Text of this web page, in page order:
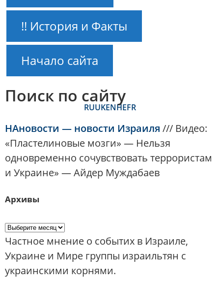
!! История и Факты
Начало сайта
Поиск по сайту
RUUKENHEFR
НАновости — новости Израиля /// Видео:
«Пластелиновые мозги» — Нельзя
одновременно сочувствовать террористам
и Украине» — Айдер Муждабаев
Архивы
Частное мнение о событих в Израиле,
Украине и Мире группы израильтян с
украинскими корнями.